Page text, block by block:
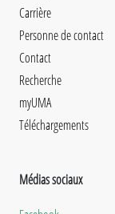
Carrière
Personne de contact
Contact
Recherche
myUMA
Téléchargements
Médias sociaux